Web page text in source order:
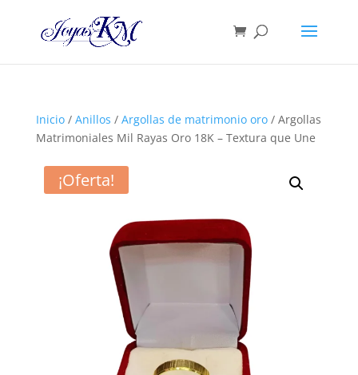
Inicio/ Anillos / Argollas de matrimonio oro/ Argollas
Matrimoniales Mil Rayas Oro 18K – Textura que Une
¡Oferta!